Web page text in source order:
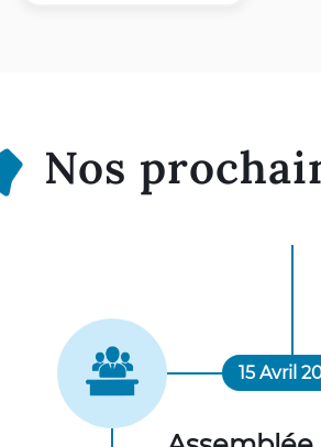
Nos
15 Avril